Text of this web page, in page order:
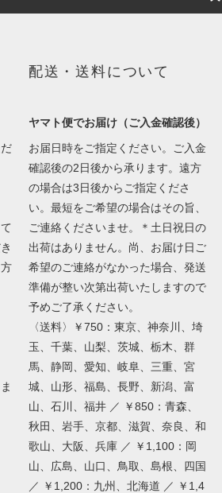
配送・送料について
ヤマト便でお届け（ご入金確認後）
お届日時をご指定ください。ご入金
確認後の2日後から承ります。遠方
の場合は3日後からご指定くださ
い。最短をご希望の場合はその旨、
ご連絡くださいませ。＊土日祝日の
出荷はありません。尚、お届け日ご
希望のご連絡がなかった場合、発送
準備が整い次第出荷いたしますので
予めご了承ください。
〈送料〉￥750：東京、神奈川、埼
玉、千葉、山梨、茨城、栃木、群
馬、静岡、愛知、岐阜、三重、宮
城、山形、福島、長野、新潟、富
山、石川、福井 ／ ￥850：青森、
秋田、岩手、京都、滋賀、奈良、和
歌山、大阪、兵庫 ／ ￥1,100：岡
山、広島、山口、鳥取、島根、四国
／ ￥1,200：九州、北海道 ／ ￥1,4